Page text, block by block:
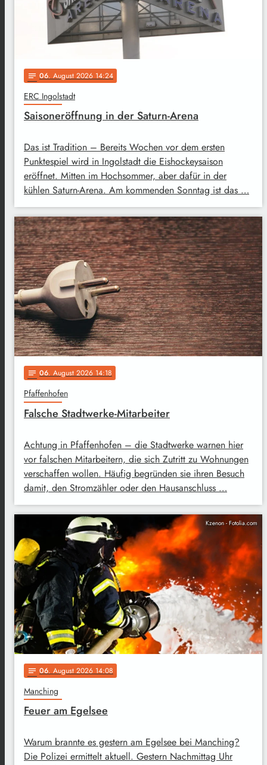
notes 06. August 2026 14:24
ERC Ingolstadt
Saisoneröffnung in der Saturn-Arena
Das ist Tradition – Bereits Wochen vor dem ersten
Punktespiel wird in Ingolstadt die Eishockeysaison
eröffnet. Mitten im Hochsommer, aber dafür in der
kühlen Saturn-Arena. Am kommenden Sonntag ist das …
notes 06. August 2026 14:18
Pfaffenhofen
Falsche Stadtwerke-Mitarbeiter
Achtung in Pfaffenhofen – die Stadtwerke warnen hier
vor falschen Mitarbeitern, die sich Zutritt zu Wohnungen
verschaffen wollen. Häufig begründen sie ihren Besuch
damit, den Stromzähler oder den Hausanschluss …
Kzenon - Fotolia.com
notes 06. August 2026 14:08
Manching
Feuer am Egelsee
Warum brannte es gestern am Egelsee bei Manching?
Die Polizei ermittelt aktuell. Gestern Nachmittag Uhr